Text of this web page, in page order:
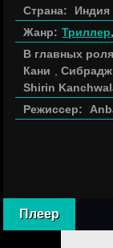
Страна:
Индия
Жанр: Триллер,
В главных
Кани
,Сибрадж
Shirin
Режиссер:
Плеер